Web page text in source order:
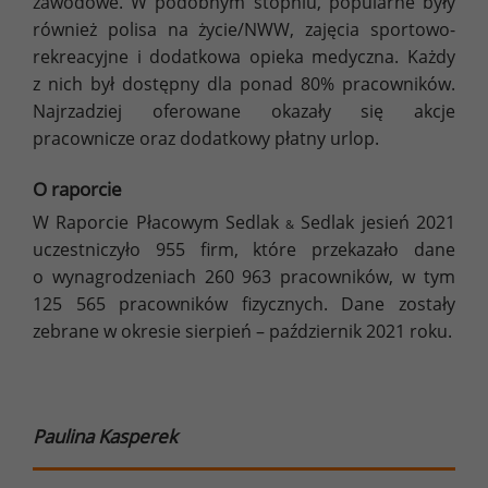
również polisa na życie/NWW, zajęcia sportowo-
rekreacyjne i dodatkowa opieka medyczna. Każdy
z nich był dostępny dla ponad 80% pracowników.
Najrzadziej oferowane okazały się akcje
pracownicze oraz dodatkowy płatny urlop.
O raporcie
W Raporcie Płacowym Sedlak& Sedlak jesień 2021
uczestniczyło 955 firm, które przekazało dane
o wynagrodzeniach 260 963 pracowników, w tym
125 565 pracowników fizycznych. Dane zostały
zebrane w okresie sierpień – październik 2021 roku.
Paulina Kasperek